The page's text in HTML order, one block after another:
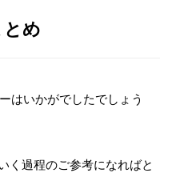
とめ
はいかがでしたでしょう
く過程のご参考になればと